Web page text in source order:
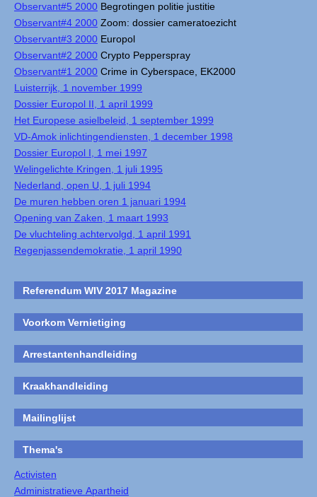
Observant#5 2000 Begrotingen politie justitie
Observant#4 2000 Zoom: dossier cameratoezicht
Observant#3 2000 Europol
Observant#2 2000 Crypto Pepperspray
Observant#1 2000 Crime in Cyberspace, EK2000
Luisterrijk, 1 november 1999
Dossier Europol II, 1 april 1999
Het Europese asielbeleid, 1 september 1999
VD-Amok inlichtingendiensten, 1 december 1998
Dossier Europol I, 1 mei 1997
Welingelichte Kringen, 1 juli 1995
Nederland, open U, 1 juli 1994
De muren hebben oren 1 januari 1994
Opening van Zaken, 1 maart 1993
De vluchteling achtervolgd, 1 april 1991
Regenjassendemokratie, 1 april 1990
Referendum WIV 2017 Magazine
Voorkom Vernietiging
Arrestantenhandleiding
Kraakhandleiding
Mailinglijst
Thema's
Activisten
Administratieve Apartheid